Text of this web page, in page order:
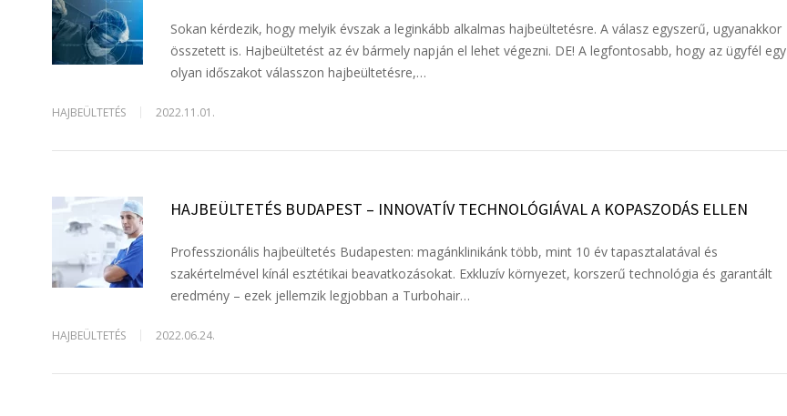
Sokan kérdezik, hogy melyik évszak a leginkább alkalmas hajbeültetésre. A válasz egyszerű, ugyanakkor
összetett is. Hajbeültetést az év bármely napján el lehet végezni. DE! A legfontosabb, hogy az ügyfél egy
olyan időszakot válasszon hajbeültetésre,…
HAJBEÜLTETÉS 2022.11.01.
HAJBEÜLTETÉS BUDAPEST – INNOVATÍV TECHNOLÓGIÁVAL A KOPASZODÁS ELLEN
Professzionális hajbeültetés Budapesten: magánklinikánk több, mint 10 év tapasztalatával és
szakértelmével kínál esztétikai beavatkozásokat. Exkluzív környezet, korszerű technológia és garantált
eredmény – ezek jellemzik legjobban a Turbohair…
HAJBEÜLTETÉS 2022.06.24.